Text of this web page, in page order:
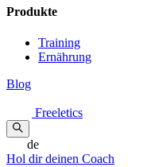
Produkte
Training
Ernährung
Blog
Freeletics
de
Hol dir deinen Coach